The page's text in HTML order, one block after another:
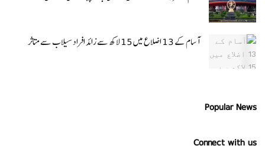
آسام کے 13 اضلاع میں 15 لاکھ سے زائد افراد سیلاب سے متاثر
Popular News
Connect with us